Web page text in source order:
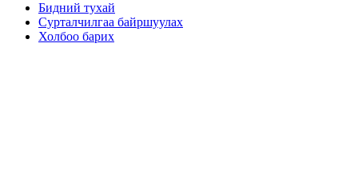
Бидний тухай
Сурталчилгаа байршуулах
Холбоо барих